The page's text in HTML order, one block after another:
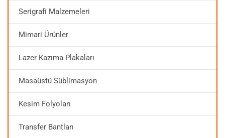
Serigrafi Malzemeleri
Mimari Ürünler
Lazer Kazıma Plakaları
Masaüstü Süblimasyon
Kesim Folyoları
Transfer Bantları